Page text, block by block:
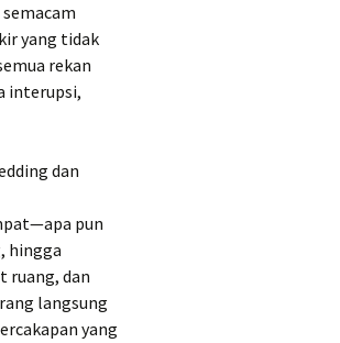
yang tidak
rekan
interupsi,
dan
pun
hingga
ruang, dan
langsung
yang